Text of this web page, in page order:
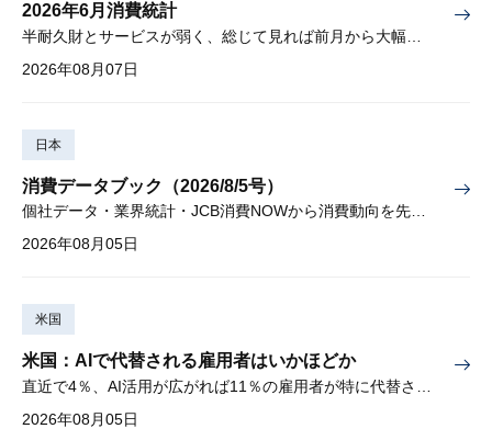
2026年6月消費統計
2026年08月07日
日本
消費データブック（2026/8/5号）
個社データ・業界統計・JCB消費NOWから消費動向を先取り
2026年08月05日
米国
米国：AIで代替される雇用者はいかほどか
2026年08月05日